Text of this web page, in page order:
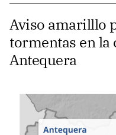
Aviso amarilllo
tormentas en la
Antequera